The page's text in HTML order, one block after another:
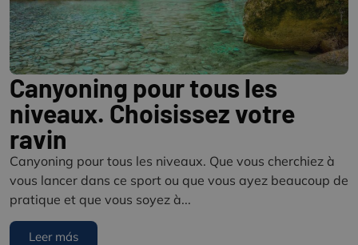
Canyoning pour tous les
niveaux. Choisissez votre
ravin
Canyoning pour tous les niveaux. Que vous cherchiez à
vous lancer dans ce sport ou que vous ayez beaucoup de
pratique et que vous soyez à...
Leer más